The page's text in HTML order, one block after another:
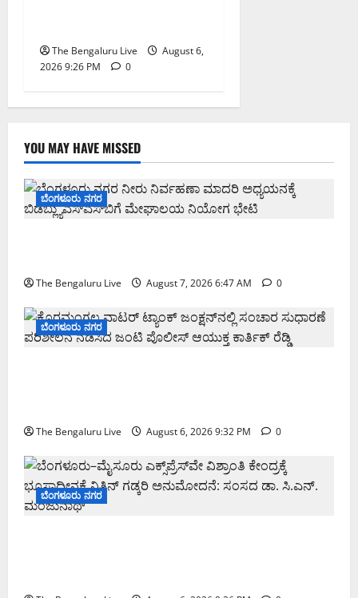
The Bengaluru Live
August 6,
2026 9:26 PM
0
YOU MAY HAVE MISSED
ಬೆಂಗಳೂರು ನಗರ
The Bengaluru Live August 7, 2026 6:47 AM 0
ಬೆಂಗಳೂರು ನಗರ
The Bengaluru Live August 6, 2026 9:32 PM 0
ಬೆಂಗಳೂರು ನಗರ